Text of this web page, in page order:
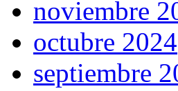
noviembre
octubre 2024
septiembre